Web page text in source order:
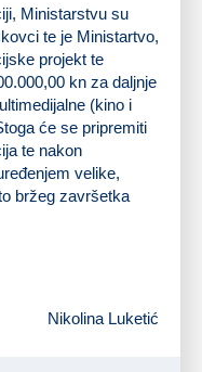
Ministarstvu su
te je Ministartvo,
projekt te
kn za daljnje
(kino i
će se pripremiti
te nakon
velike,
bržeg završetka
Nikolina Luketić